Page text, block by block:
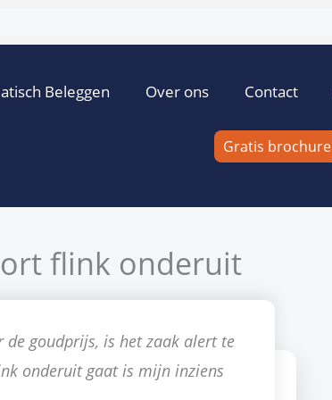
Beleggen Over ons Contact
Gratis brochure
flink onderuit
goudprijs, is het zaak alert te
onderuit gaat is mijn inziens